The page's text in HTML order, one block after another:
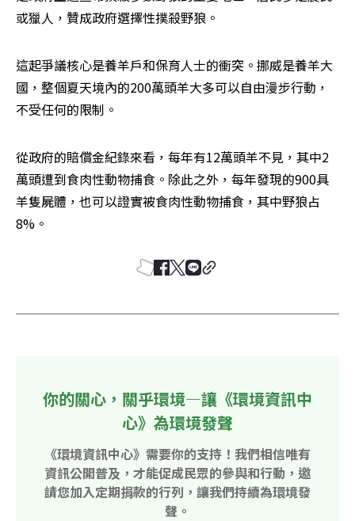
或獵人，贊成政府選擇性撲殺野狼。
這起爭議核心是養羊戶和保育人士的衝突。挪威是養羊大
國，整個夏天境內的200萬頭羊大多可以自由漫步行動，
不受任何的限制。
從政府的賠償金紀錄來看，每年有12萬頭羊不見，其中2
萬頭遭到食肉性動物捕食。除此之外，每年發現的900具
羊隻屍體，也可以證實被食肉性動物捕食，其中野狼占
8%。
你的關心，關乎環境—讓《環境資訊中
心》為環境發聲
《環境資訊中心》需要你的支持！我們相信唯有
資訊公開普及，才能促成民眾的參與和行動，邀
請您加入定期捐款的行列，讓我們持續為環境發
聲。